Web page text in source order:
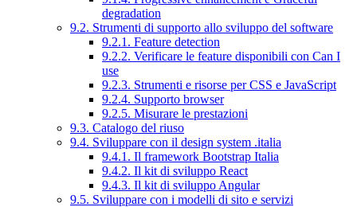
degradation
9.2. Strumenti di supporto allo sviluppo del software
9.2.1. Feature detection
9.2.2. Verificare le feature disponibili con Can I
use
9.2.3. Strumenti e risorse per CSS e JavaScript
9.2.4. Supporto browser
9.2.5. Misurare le prestazioni
9.3. Catalogo del riuso
9.4. Sviluppare con il design system .italia
9.4.1. Il framework Bootstrap Italia
9.4.2. Il kit di sviluppo React
9.4.3. Il kit di sviluppo Angular
9.5. Sviluppare con i modelli di sito e servizi